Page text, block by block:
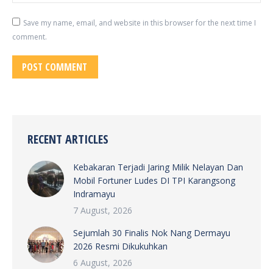
Save my name, email, and website in this browser for the next time I
comment.
POST COMMENT
RECENT ARTICLES
Kebakaran Terjadi Jaring Milik Nelayan Dan
Mobil Fortuner Ludes DI TPI Karangsong
Indramayu
7 August, 2026
Sejumlah 30 Finalis Nok Nang Dermayu
2026 Resmi Dikukuhkan
6 August, 2026